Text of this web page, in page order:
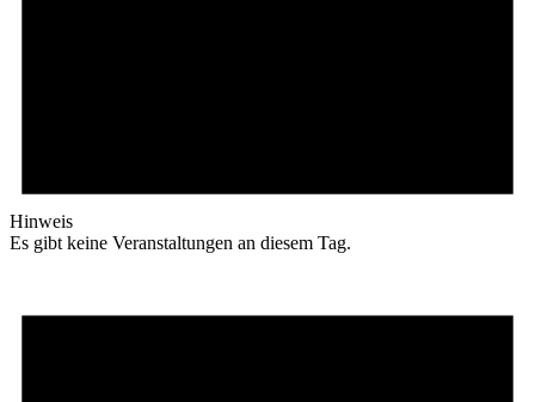
Hinweis
Es gibt keine Veranstaltungen an diesem Tag.